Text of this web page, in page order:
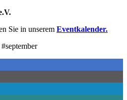
Sie in unserem Eventkalender.